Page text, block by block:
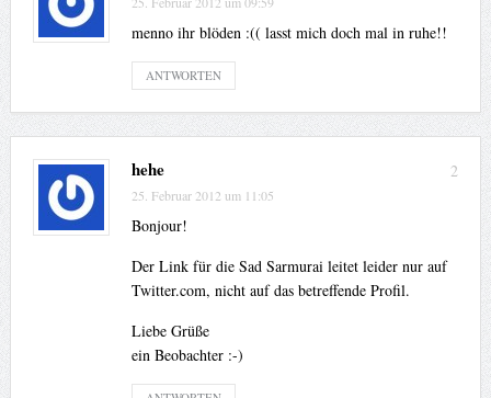
menno ihr blöden :(( lasst mich doch mal in ruhe!!
ANTWORTEN
2
hehe
25. Februar 2012 um 11:05
Bonjour!
Der Link für die Sad Sarmurai leitet leider nur auf
Twitter.com, nicht auf das betreffende Profil.
Liebe Grüße
ein Beobachter :-)